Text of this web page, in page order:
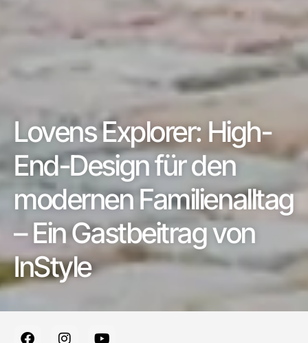
Lovens Explorer: High-
End-Design für den
modernen Familienalltag
– Ein Gastbeitrag von
InStyle
F
I
Y